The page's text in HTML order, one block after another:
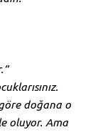
doğana o
oluyor. Ama